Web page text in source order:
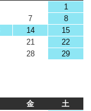
1
7
8
14
15
21
22
28
29
金
土